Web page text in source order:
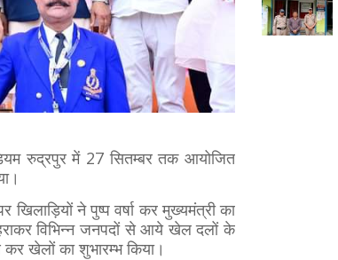
रुद्रपुर में 27 सितम्बर तक आयोजित
ने पुष्प वर्षा कर मुख्यमंत्री का
विभिन्न जनपदों से आये खेल दलों के
खेलों का शुभारम्भ किया।